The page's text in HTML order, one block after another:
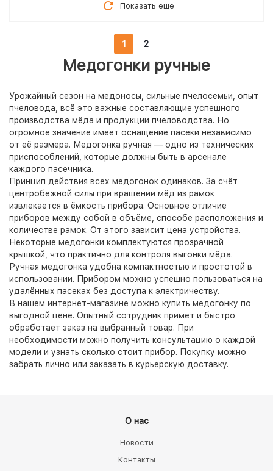
Показать еще
1 2
Медогонки ручные
Урожайный сезон на медоносы, сильные пчелосемьи, опыт
пчеловода, всё это важные составляющие успешного
производства мёда и продукции пчеловодства. Но
огромное значение имеет оснащение пасеки независимо
от её размера. Медогонка ручная — одно из технических
приспособлений, которые должны быть в арсенале
каждого пасечника.
Принцип действия всех медогонок одинаков. За счёт
центробежной силы при вращении мёд из рамок
извлекается в ёмкость прибора. Основное отличие
приборов между собой в объёме, способе расположения и
количестве рамок. От этого зависит цена устройства.
Некоторые медогонки комплектуются прозрачной
крышкой, что практично для контроля выгонки мёда.
Ручная медогонка удобна компактностью и простотой в
использовании. Прибором можно успешно пользоваться на
удалённых пасеках без доступа к электричеству.
В нашем интернет-магазине можно купить медогонку по
выгодной цене. Опытный сотрудник примет и быстро
обработает заказ на выбранный товар. При
необходимости можно получить консультацию о каждой
модели и узнать сколько стоит прибор. Покупку можно
забрать лично или заказать в курьерскую доставку.
О нас
Новости
Контакты